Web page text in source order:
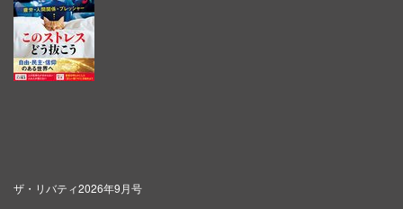
ザ・リバティ2026年9月号